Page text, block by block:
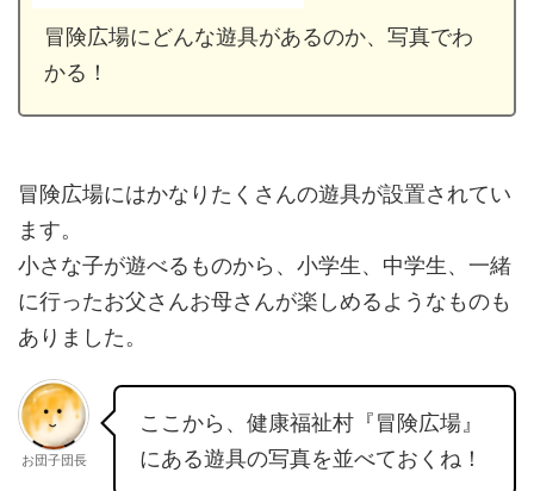
冒険広場にどんな遊具があるのか、写真でわ
かる！
冒険広場にはかなりたくさんの遊具が設置されてい
ます。
小さな子が遊べるものから、小学生、中学生、一緒
に行ったお父さんお母さんが楽しめるようなものも
ありました。
お団子団長
ここから、健康福祉村『冒険広場』
にある遊具の写真を並べておくね！